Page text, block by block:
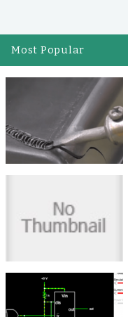
Most Popular